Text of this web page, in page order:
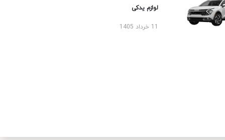
لوازم یدکی